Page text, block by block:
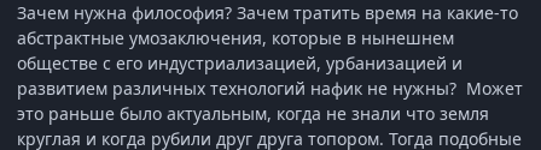
Зачем нужна философия? Зачем тратить время на какие-то
абстрактные умозаключения, которые в нынешнем
обществе с его индустриализацией, урбанизацией и
развитием различных технологий нафик не нужны? Может
это раньше было актуальным, когда не знали что земля
круглая и когда рубили друг друга топором. Тогда подобные